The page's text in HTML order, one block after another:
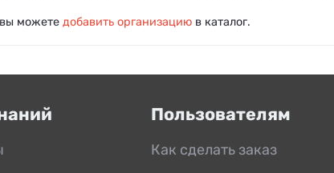
можете добавить организацию в каталог.
Пользователям
Как сделать заказ